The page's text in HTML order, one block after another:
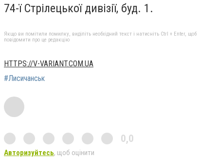
74-ї Стрілецької дивізії, буд. 1.
Якщо ви помітили помилку, виділіть необхідний текст і натисніть Ctrl + Enter, щоб
повідомити про це редакцію
HTTPS://V-VARIANT.COM.UA
#Лисичанськ
0,0
Авторизуйтесь, щоб оцінити